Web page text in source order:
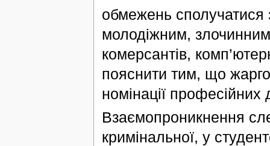
обмежень сполучатися
молодіжним,
комерсантів,
пояснити тим, що
номінації професійних
Взаємопроникнення
кримінальної, у